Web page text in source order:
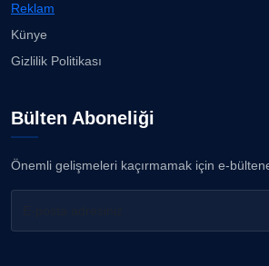
Reklam
Künye
Gizlilik Politikası
Bülten Aboneliği
Önemli gelişmeleri kaçırmamak için e-